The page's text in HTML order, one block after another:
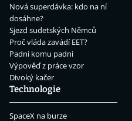
Nová superdávka: kdo na ní
dosáhne?
Sjezd sudetských Němců
Proč vláda zavádí EET?
Padni komu padni
Výpověď z práce vzor
Divoký kačer
Technologie
SpaceX na burze